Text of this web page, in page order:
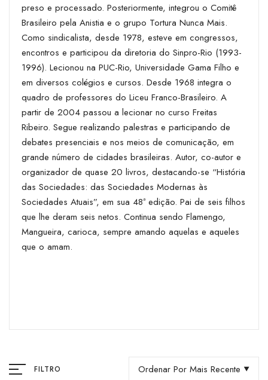
preso e processado. Posteriormente, integrou o Comitê
Brasileiro pela Anistia e o grupo Tortura Nunca Mais.
Como sindicalista, desde 1978, esteve em congressos,
encontros e participou da diretoria do Sinpro-Rio (1993-
1996). Lecionou na PUC-Rio, Universidade Gama Filho e
em diversos colégios e cursos. Desde 1968 integra o
quadro de professores do Liceu Franco-Brasileiro. A
partir de 2004 passou a lecionar no curso Freitas
Ribeiro. Segue realizando palestras e participando de
debates presenciais e nos meios de comunicação, em
grande número de cidades brasileiras. Autor, co-autor e
organizador de quase 20 livros, destacando-se “História
das Sociedades: das Sociedades Modernas às
Sociedades Atuais”, em sua 48ª edição. Pai de seis filhos
que lhe deram seis netos. Continua sendo Flamengo,
Mangueira, carioca, sempre amando aquelas e aqueles
que o amam.
FILTRO Ordenar Por Mais Recente